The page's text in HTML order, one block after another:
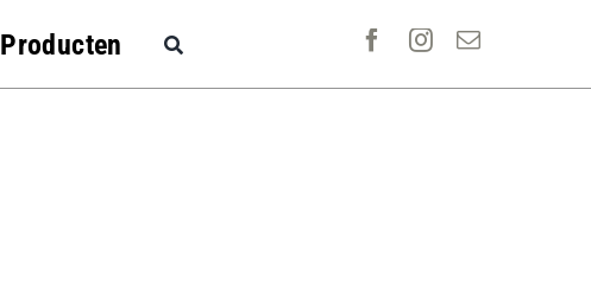
Producten